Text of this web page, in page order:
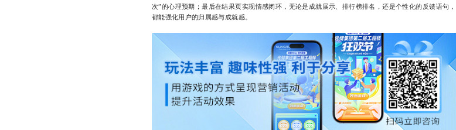
次”的心理预期；最后在结果页实现情感闭环，无论是成就展示、排行榜排名，还是个性化的反馈语句，
都能强化用户的归属感与成就感。